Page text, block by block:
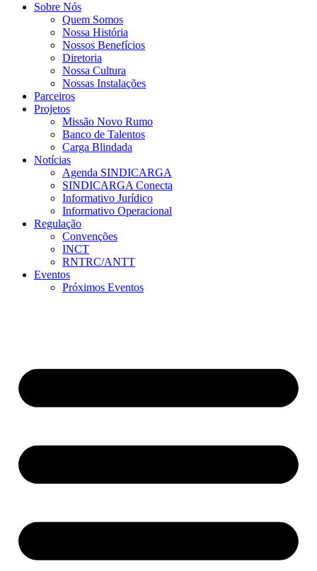
Sobre Nós
Quem Somos
Nossa História
Nossos Benefícios
Diretoria
Nossa Cultura
Nossas Instalações
Parceiros
Projetos
Missão Novo Rumo
Banco de Talentos
Carga Blindada
Notícias
Agenda SINDICARGA
SINDICARGA Conecta
Informativo Jurídico
Informativo Operacional
Regulação
Convenções
INCT
RNTRC/ANTT
Eventos
Próximos Eventos